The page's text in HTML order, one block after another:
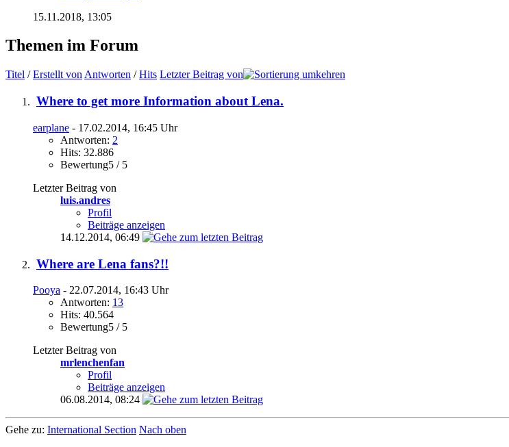
15.11.2018, 13:05
Themen im Forum
Titel /Erstellt von Antworten /Hits Letzter Beitrag von
Where to get more Information about Lena.
earplane - 17.02.2014, 16:45 Uhr
Antworten: 2
Hits: 32.886
Bewertung5 / 5
Letzter Beitrag von
luis.andres
Profil
Beiträge anzeigen
14.12.2014, 06:49
Where are Lena fans?!!
Pooya - 22.07.2014, 16:43 Uhr
Antworten: 13
Hits: 40.564
Bewertung5 / 5
Letzter Beitrag von
mrlenchenfan
Profil
Beiträge anzeigen
06.08.2014, 08:24
Gehe zu: International Section Nach oben